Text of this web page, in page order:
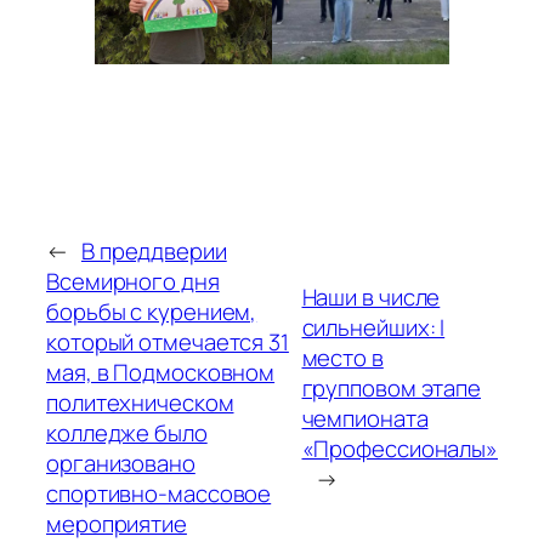
← В преддверии
Всемирного дня
борьбы с курением,
который отмечается 31
мая, в Подмосковном
политехническом
колледже было
организовано
спортивно-массовое
мероприятие
Наши в числе
сильнейших: I
место в
групповом этапе
чемпионата
«Профессионалы»
→